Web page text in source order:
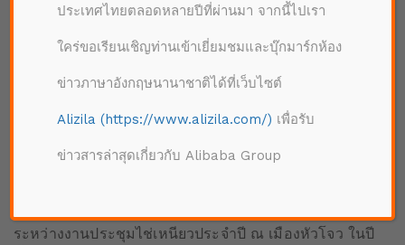
Xiaomanlvระหว่างการประชุม Global Smart Logistics เมื่อวันที่ 10
มิถุนายน 2564 ณ เมืองหังโจว
ขนส่งไร้คนขับช่วยอำนวยสะดวกชีวิตประจำวันและช่วย
ในแง่ของการทำธุรกิจ
ประสิทธิภาพด้านสมาร์ทโลจิสติกส์” นายเฉิง กล่าว
ระหว่างงานประชุมไช่เหนียวประจำปี ณ เมืองหัวโจว ในปี
ประเทศไทยตลอดหลายปีที่ผ่านมา จากนี้ไปเรา
ใคร่ขอเรียนเชิญท่านเข้าเยี่ยมชมและบุ๊กมาร์กห้อง
ข่าวภาษาอังกฤษนานาชาติได้ที่เว็บไซต์
Alizila (https://www.alizila.com/) เพื่อรับ
ข่าวสารล่าสุดเกี่ยวกับ Alibaba Group